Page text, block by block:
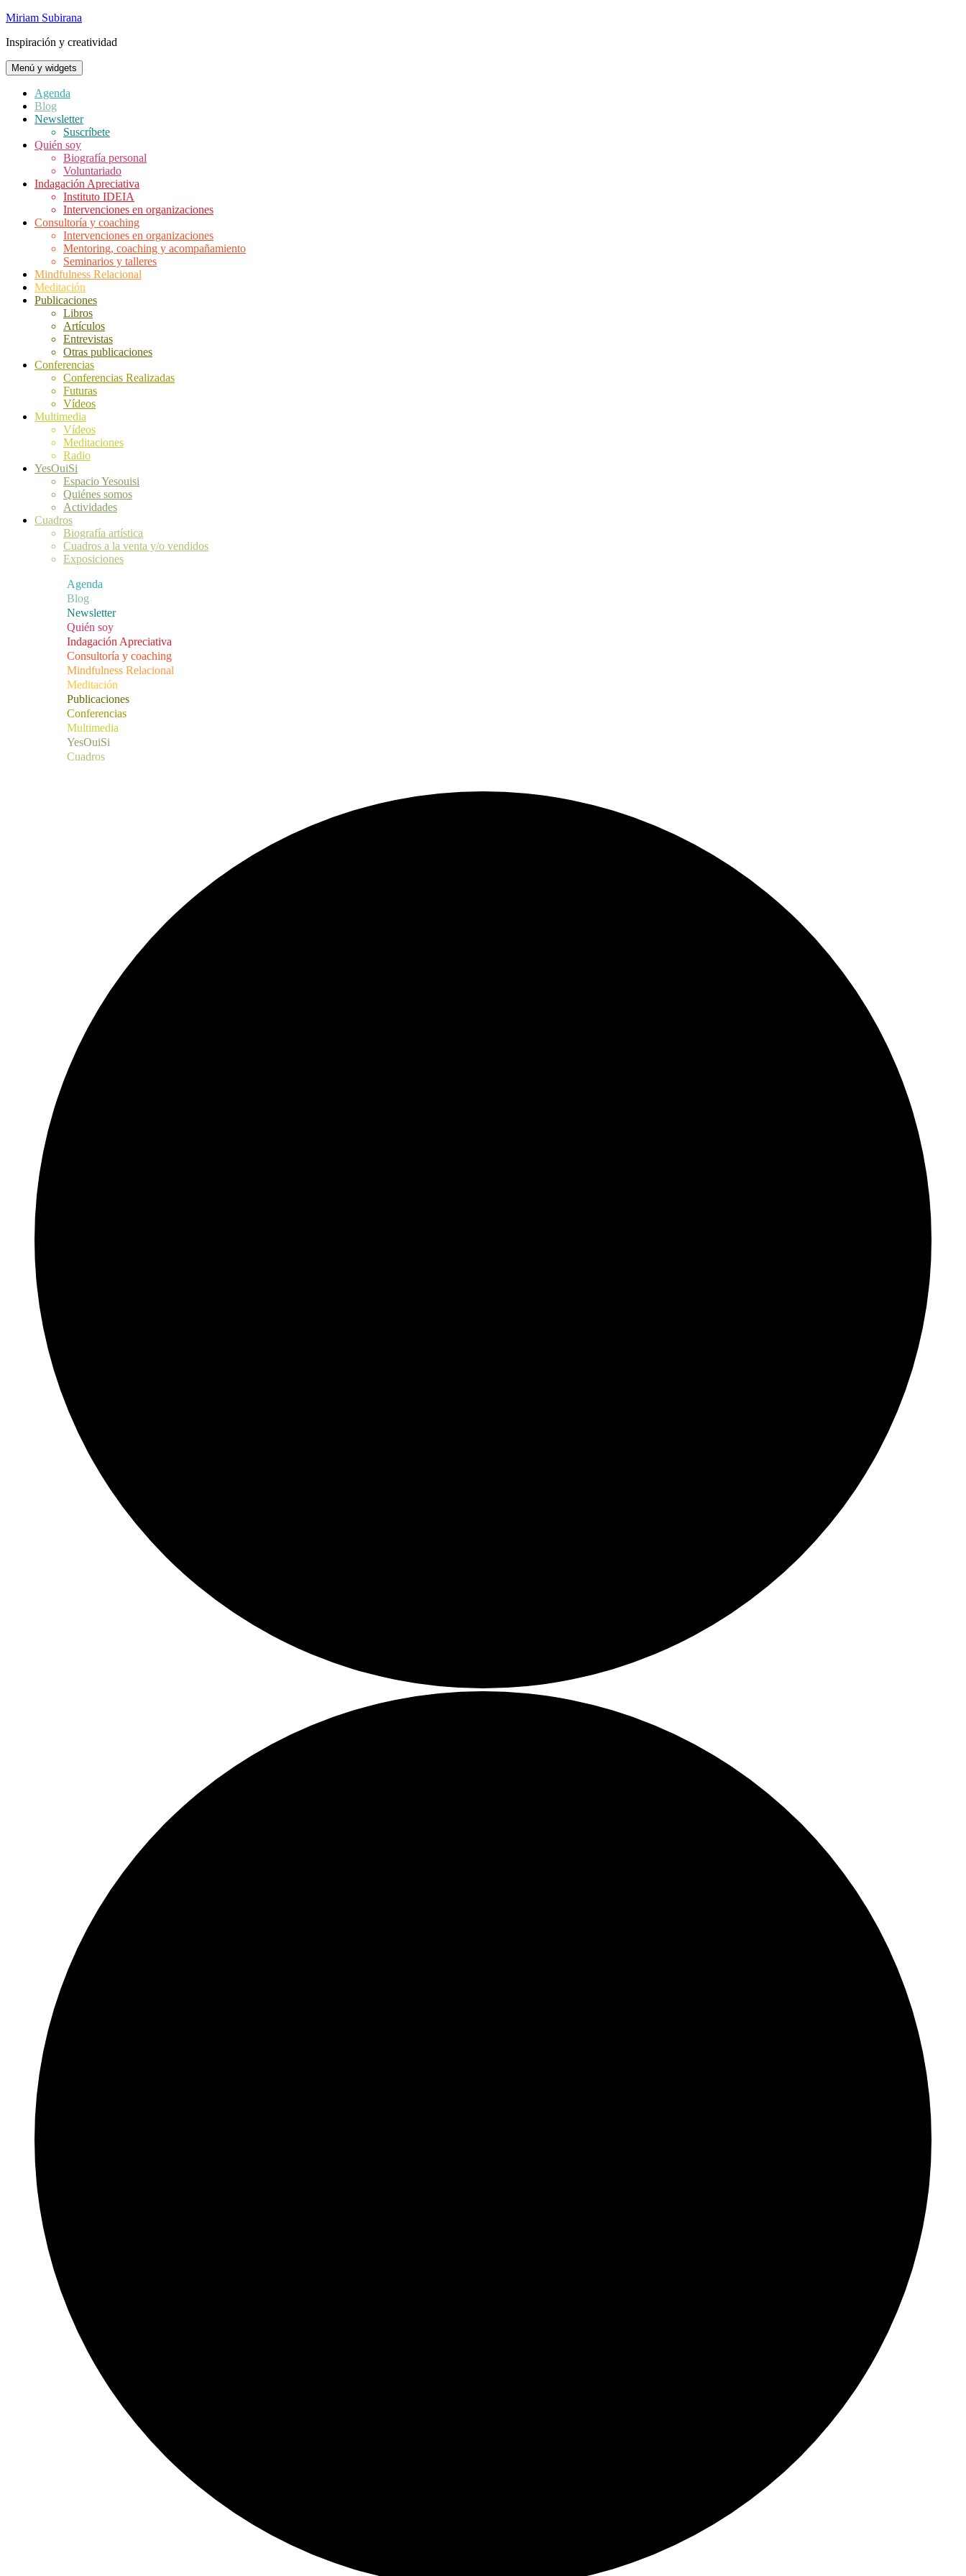
Saltar
contenido
Miriam Subirana
Inspiración y creatividad
Menú y widgets
Agenda
Blog
Newsletter
Suscríbete
Quién soy
Biografía personal
Voluntariado
Indagación Apreciativa
Instituto IDEIA
Intervenciones en organizaciones
Consultoría y coaching
Intervenciones en organizaciones
Mentoring, coaching y acompañamiento
Seminarios y talleres
Mindfulness Relacional
Meditación
Publicaciones
Libros
Artículos
Entrevistas
Otras publicaciones
Conferencias
Conferencias Realizadas
Futuras
Vídeos
Multimedia
Vídeos
Meditaciones
Radio
YesOuiSi
Espacio Yesouisi
Quiénes somos
Actividades
Cuadros
Biografía artística
Cuadros a la venta y/o vendidos
Exposiciones
Agenda
Blog
Newsletter
Quién soy
Indagación Apreciativa
Consultoría y coaching
Mindfulness Relacional
Meditación
Publicaciones
Conferencias
Multimedia
YesOuiSi
Cuadros